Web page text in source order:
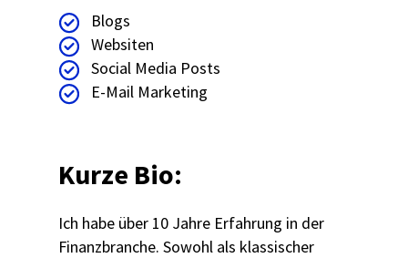
Blogs
Websiten
Social Media Posts
E-Mail Marketing
Kurze Bio:
Ich habe über 10 Jahre Erfahrung in der
Finanzbranche. Sowohl als klassischer